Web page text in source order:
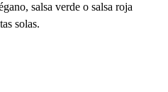
salsa verde o salsa roja
solas.